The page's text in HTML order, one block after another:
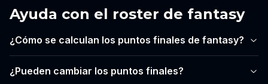
Ayuda con el roster de fantasy
¿Cómo se calculan los puntos finales de fantasy?
¿Pueden cambiar los puntos finales?